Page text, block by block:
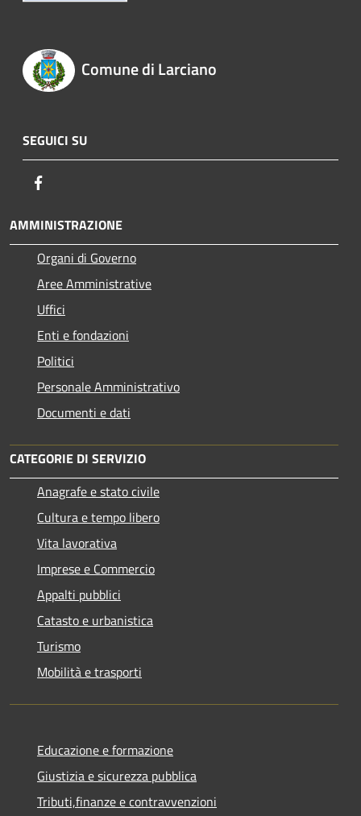
Comune di Larciano
SEGUICI SU
AMMINISTRAZIONE
Organi di Governo
Aree Amministrative
Uffici
Enti e fondazioni
Politici
Personale Amministrativo
Documenti e dati
CATEGORIE DI SERVIZIO
Anagrafe e stato civile
Cultura e tempo libero
Vita lavorativa
Imprese e Commercio
Appalti pubblici
Catasto e urbanistica
Turismo
Mobilità e trasporti
Educazione e formazione
Giustizia e sicurezza pubblica
Tributi,finanze e contravvenzioni